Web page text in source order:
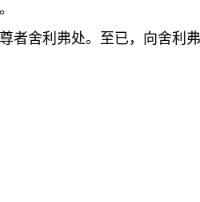
者舍利弗处。至已，向舍利